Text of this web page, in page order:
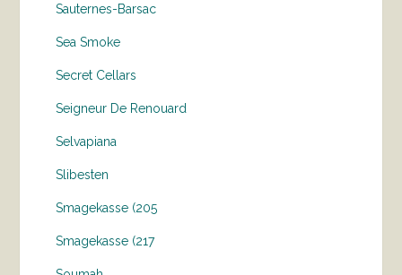
Sauternes-Barsac
Sea Smoke
Secret Cellars
Seigneur De Renouard
Selvapiana
Slibesten
Smagekasse (205
Smagekasse (217